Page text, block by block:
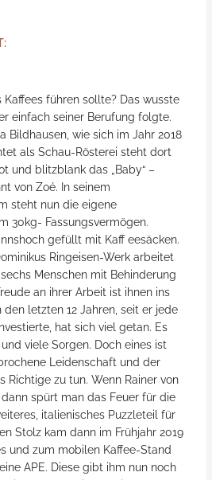
führen sollte? Das wusste
einfach seiner Berufung folgte.
Bildhausen, wie sich im Jahr 2018
als Schau-Rösterei steht dort
und blitzblank das „Baby“ –
von Zoé. In seinem
steht nun die eigene
30kg- Fassungsvermögen.
gefüllt mit Kaff eesäcken.
Ringeisen-Werk arbeitet
Menschen mit Behinderung
an ihrer Arbeit ist ihnen ins
letzten 12 Jahren, seit er jede
hat sich viel getan. Es
viele Sorgen. Doch eines ist
Leidenschaft und der
Richtige zu tun. Wenn Rainer von
spürt man das Feuer für die
italienisches Puzzleteil für
Stolz kam dann im Frühjahr 2019
und zum mobilen Kaffee-Stand
APE. Diese gibt ihm nun noch